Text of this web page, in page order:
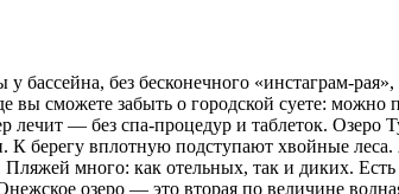
без бесконечного «инстаграм-
вы сможете забыть о городской суете:
лечит — без спа-процедур и таблеток.
берегу вплотную подступают хвойные леса.
много: как отельных, так и диких.
озеро — это вторая по величине